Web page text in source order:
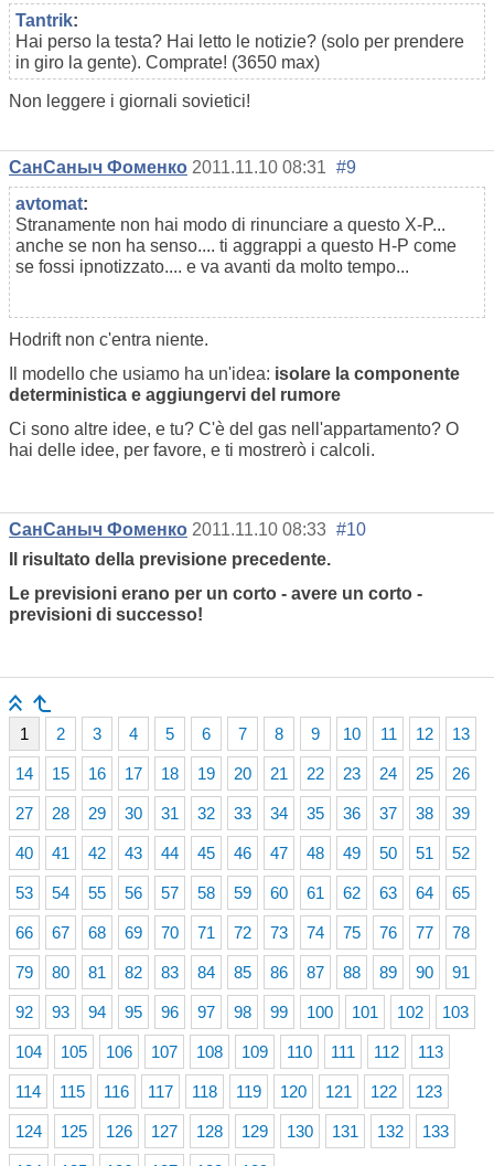
Tantrik:
Hai perso la testa? Hai letto le notizie? (solo per prendere
in giro la gente). Comprate! (3650 max)
Non leggere i giornali sovietici!
СанСаныч Фоменко 2011.11.10 08:31 #9
avtomat:
Stranamente non hai modo di rinunciare a questo X-P...
anche se non ha senso.... ti aggrappi a questo H-P come
se fossi ipnotizzato.... e va avanti da molto tempo...
Hodrift non c'entra niente.
Il modello che usiamo ha un'idea: isolare la componente
deterministica e aggiungervi del rumore
Ci sono altre idee, e tu? C'è del gas nell'appartamento? O
hai delle idee, per favore, e ti mostrerò i calcoli.
СанСаныч Фоменко 2011.11.10 08:33 #10
Il risultato della previsione precedente.
Le previsioni erano per un corto - avere un corto -
previsioni di successo!
1 2 3 4 5 6 7 8 9 10 11 12 13
14 15 16 17 18 19 20 21 22 23 24 25 26
27 28 29 30 31 32 33 34 35 36 37 38 39
40 41 42 43 44 45 46 47 48 49 50 51 52
53 54 55 56 57 58 59 60 61 62 63 64 65
66 67 68 69 70 71 72 73 74 75 76 77 78
79 80 81 82 83 84 85 86 87 88 89 90 91
92 93 94 95 96 97 98 99 100 101 102 103
104 105 106 107 108 109 110 111 112 113
114 115 116 117 118 119 120 121 122 123
124 125 126 127 128 129 130 131 132 133